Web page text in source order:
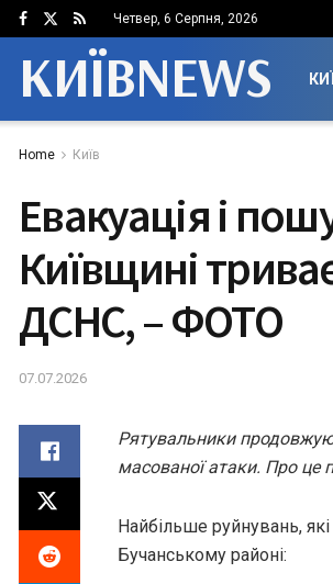
Четвер, 6 Серпня, 2026
КИЇВNEWS
Home Київ
Евакуація і
Київщині
ДСНС, – ФОТО
07.07.2026
Рятувальники
масованої атаки. Про
Найбільше руйнувань,
Бучанському районі: